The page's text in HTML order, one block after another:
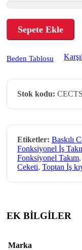
Sepete Ekle
Beden Tablosu
Stok kodu:
Etiketler: Baskılı
Fonksiyonel İş
Fonksiyonel Takım,
Ceketi, Toptan İş
EK BİLGİLER
Marka